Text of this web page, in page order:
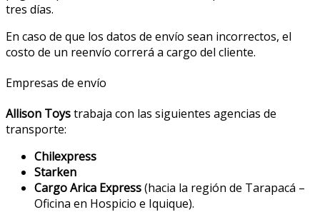
tres días.
En caso de que los datos de envío sean incorrectos, el
costo de un reenvío correrá a cargo del cliente.
Empresas de envío
Allison Toystrabaja con las siguientes agencias de
transporte:
Chilexpress
Starken
Cargo Arica Express(hacia la región de Tarapacá –
Oficina en Hospicio e Iquique).